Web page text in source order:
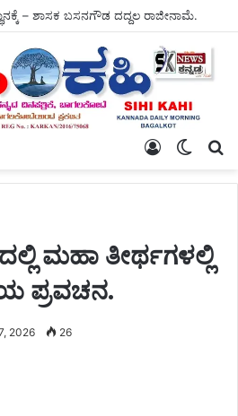
– ಶಾಸಕ ಬಸನಗೌಡ ದದ್ದಲ ರಾಜೀನಾಮೆ.
Switch
Log
ಮಹಾ ತೀರ್ಥಗಳಲ್ಲಿ
ಪ್ರವಚನ.
2026 26